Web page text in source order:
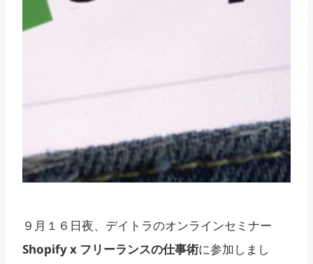
９月１６日夜、デイトラのオンラインセミナー
Shopify x フリーランスの仕事術に参加しまし